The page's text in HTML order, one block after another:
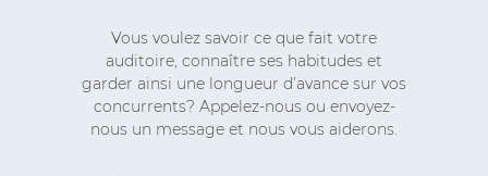
Vous voulez savoir ce que fait votre
auditoire, connaître ses habitudes et
garder ainsi une longueur d’avance sur vos
concurrents? Appelez-nous ou envoyez-
nous un message et nous vous aiderons.